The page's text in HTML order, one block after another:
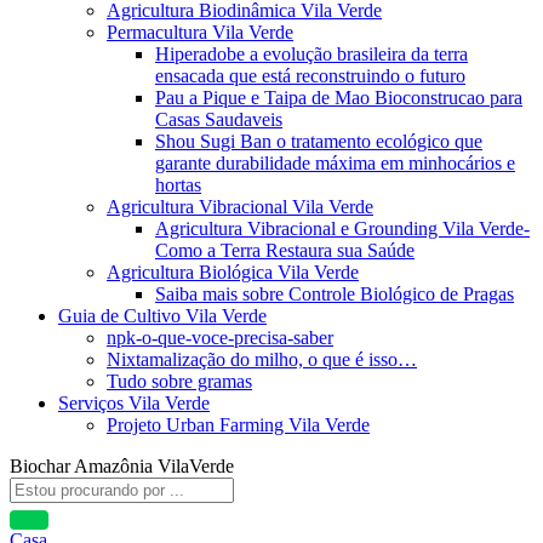
Agricultura Biodinâmica Vila Verde
Permacultura Vila Verde
Hiperadobe a evolução brasileira da terra
ensacada que está reconstruindo o futuro
Pau a Pique e Taipa de Mao Bioconstrucao para
Casas Saudaveis
Shou Sugi Ban o tratamento ecológico que
garante durabilidade máxima em minhocários e
hortas
Agricultura Vibracional Vila Verde
Agricultura Vibracional e Grounding Vila Verde-
Como a Terra Restaura sua Saúde
Agricultura Biológica Vila Verde
Saiba mais sobre Controle Biológico de Pragas
Guia de Cultivo Vila Verde
npk-o-que-voce-precisa-saber
Nixtamalização do milho, o que é isso…
Tudo sobre gramas
Serviços Vila Verde
Projeto Urban Farming Vila Verde
Biochar Amazônia VilaVerde